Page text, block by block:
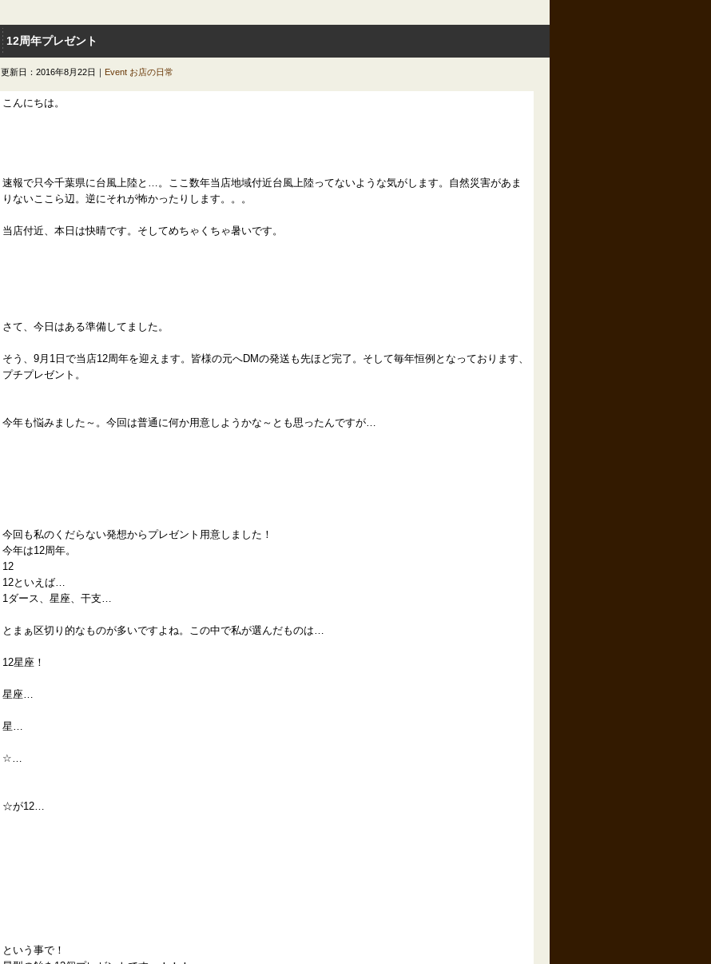
12周年プレゼント
更新日：2016年8月22日｜ Event お店の日常
こんにちは。
速報で只今千葉県に台風上陸と…。ここ数年当店地域付近台風上陸ってないような気がします。自然災害があま
りないここら辺。逆にそれが怖かったりします。。。
当店付近、本日は快晴です。そしてめちゃくちゃ暑いです。
さて、今日はある準備してました。
そう、9月1日で当店12周年を迎えます。皆様の元へDMの発送も先ほど完了。そして毎年恒例となっております、
プチプレゼント。
今年も悩みました～。今回は普通に何か用意しようかな～とも思ったんですが…
今回も私のくだらない発想からプレゼント用意しました！
今年は12周年。
12
12といえば…
1ダース、星座、干支…
とまぁ区切り的なものが多いですよね。この中で私が選んだものは…
12星座！
星座…
星…
☆…
☆が12…
という事で！